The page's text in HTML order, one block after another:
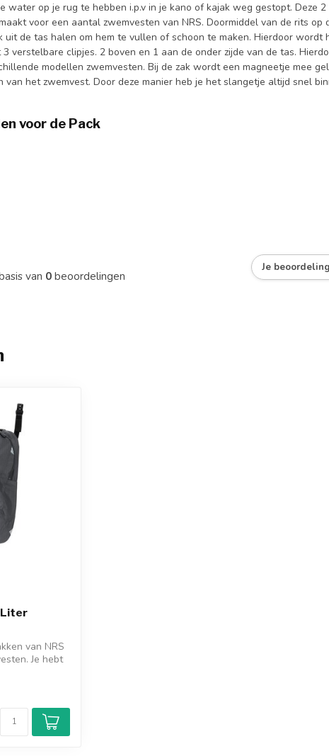
water op je rug te hebben i.p.v in je kano of kajak weg gestopt. Deze
voor een aantal zwemvesten van NRS. Doormiddel van de rits op
uit de tas halen om hem te vullen of schoon te maken. Hierdoor wordt
verstelbare clipjes. 2 boven en 1 aan de onder zijde van de tas.
modellen zwemvesten. Bij de zak wordt een magneetje mee
van het zwemvest. Door deze manier heb je het slangetje altijd snel
voor de Pack
van 0beoordelingen
Je
Liter
van NRS
Je hebt